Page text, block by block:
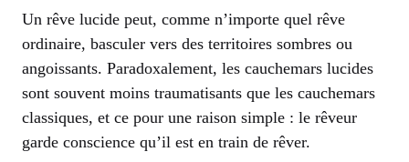
Un rêve lucide peut, comme n’importe quel rêve
ordinaire, basculer vers des territoires sombres ou
angoissants. Paradoxalement, les cauchemars lucides
sont souvent moins traumatisants que les cauchemars
classiques, et ce pour une raison simple : le rêveur
garde conscience qu’il est en train de rêver.